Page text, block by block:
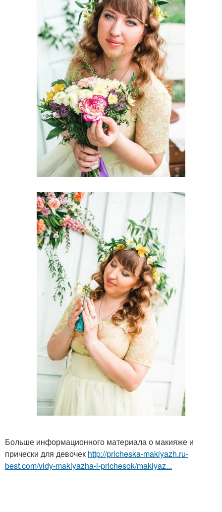
Больше информационного материала о макияже и
прически для девочек http://pricheska-makiyazh.ru-
best.com/vidy-makiyazha-i-prichesok/makiyaz...